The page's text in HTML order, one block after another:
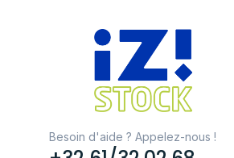
Besoin d'aide ? Appelez-nous !